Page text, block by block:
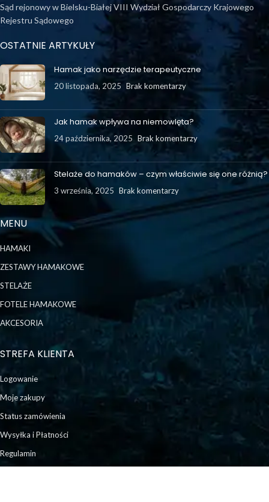
Sąd rejonowy w Bielsku-Białej VIII Wydział Gospodarczy Krajowego
Rejestru Sądowego
OSTATNIE ARTYKUŁY
Hamak jako narzędzie terapeutyczne
20 listopada, 2025 Brak komentarzy
Jak hamak wpływa na niemowlęta?
24 października, 2025 Brak komentarzy
Stelaże do hamaków – czym właściwie się one różnią?
3 września, 2025 Brak komentarzy
MENU
HAMAKI
ZESTAWY HAMAKOWE
STELAŻE
FOTELE HAMAKOWE
AKCESORIA
STREFA KLIENTA
Logowanie
Moje zakupy
Status zamówienia
Wysyłka i Płatności
Regulamin